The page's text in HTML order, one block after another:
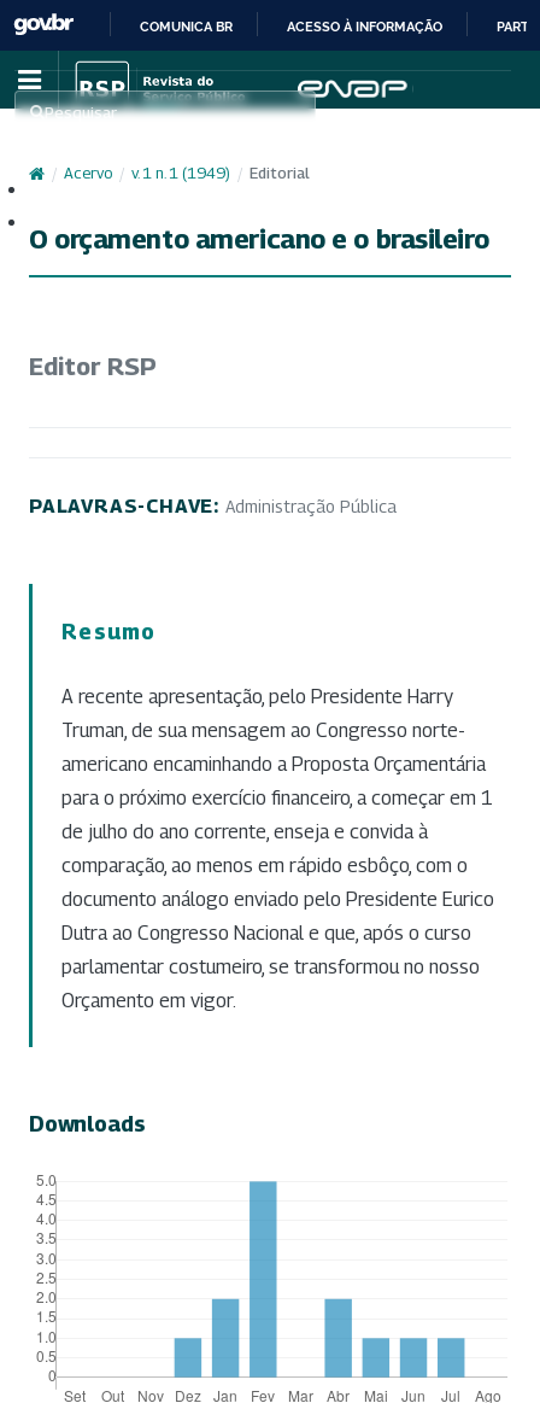
IR
PARA
CONTEÚDO
COMUNICA BR ACESSO À INFORMAÇÃO
Pesquisar
/ Acervo / v. 1 n. 1 (1949) / Editorial
O orçamento americano e o brasileiro
Editor RSP
PALAVRAS-CHAVE: Administração Pública
Resumo
A recente apresentação, pelo Presidente Harry
Truman, de sua mensagem ao Congresso norte-
americano encaminhando a Proposta Orçamentária
para o próximo exercício financeiro, a começar em 1
de julho do ano corrente, enseja e convida à
comparação, ao menos em rápido esbôço, com o
documento análogo enviado pelo Presidente Eurico
Dutra ao Congresso Nacional e que, após o curso
parlamentar costumeiro, se transformou no nosso
Orçamento em vigor.
Downloads